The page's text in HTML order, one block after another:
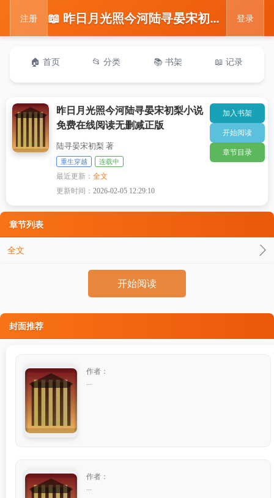
注册 📖 昨日月光照今河陆寻晏宋初梨小说免费在线阅读无删减正版 登录
🏠 首页 📂 分类 📚 书架 📖 记录
昨日月光照今河陆寻晏宋初梨小说
免费在线阅读无删减正版
陆寻晏宋初梨 著
重生穿越 连载中
最近更新：全文
更新时间：2026-02-05 12:29:10
加入书架
开始阅读
章节目录
章节列表
全文
开始阅读
封面推荐
作者：
作者：